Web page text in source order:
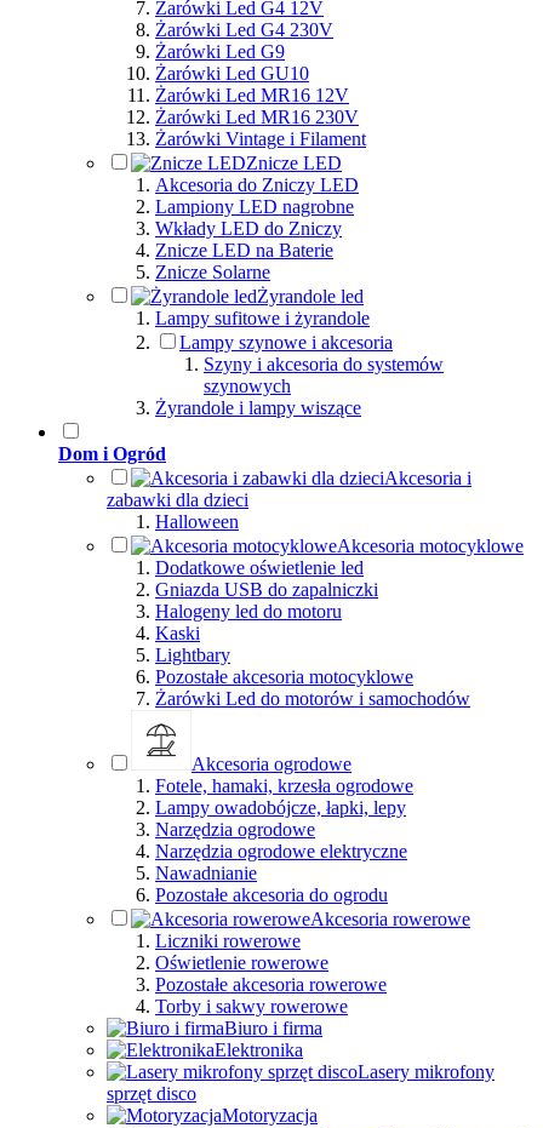
Żarówki Led G4 12V
Żarówki Led G4 230V
Żarówki Led G9
Żarówki Led GU10
Żarówki Led MR16 12V
Żarówki Led MR16 230V
Żarówki Vintage i Filament
Znicze LED
Akcesoria do Zniczy LED
Lampiony LED nagrobne
Wkłady LED do Zniczy
Znicze LED na Baterie
Znicze Solarne
Żyrandole led
Lampy sufitowe i żyrandole
Lampy szynowe i akcesoria
Szyny i akcesoria do systemów
szynowych
Żyrandole i lampy wiszące
Dom i Ogród
Akcesoria i
zabawki dla dzieci
Halloween
Akcesoria motocyklowe
Dodatkowe oświetlenie led
Gniazda USB do zapalniczki
Halogeny led do motoru
Kaski
Lightbary
Pozostałe akcesoria motocyklowe
Żarówki Led do motorów i samochodów
Akcesoria ogrodowe
Fotele, hamaki, krzesła ogrodowe
Lampy owadobójcze, łapki, lepy
Narzędzia ogrodowe
Narzędzia ogrodowe elektryczne
Nawadnianie
Pozostałe akcesoria do ogrodu
Akcesoria rowerowe
Liczniki rowerowe
Oświetlenie rowerowe
Pozostałe akcesoria rowerowe
Torby i sakwy rowerowe
Biuro i firma
Elektronika
Lasery mikrofony
sprzęt disco
Motoryzacja